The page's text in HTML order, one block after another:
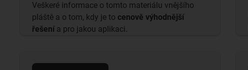
Veškeré informace o tomto materiálu vnějšího
pláště a o tom, kdy je to cenově výhodnější
řešení a pro jakou aplikaci.